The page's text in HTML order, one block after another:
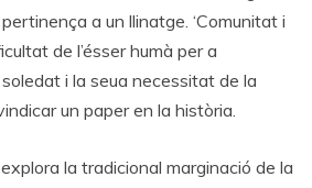
a un llinatge. ‘Comunitat i
de l’ésser humà per a
i la seua necessitat de la
un paper en la història.
explora la tradicional marginació de la